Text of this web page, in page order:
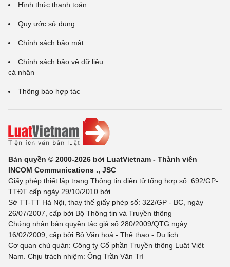
Hình thức thanh toán
Quy ước sử dụng
Chính sách bảo mật
Chính sách bảo vệ dữ liệu
cá nhân
Thông báo hợp tác
Bản quyền © 2000-2026 bởi LuatVietnam - Thành viên
INCOM Communications ., JSC
Giấy phép thiết lập trang Thông tin điện tử tổng hợp số: 692/GP-
TTĐT cấp ngày 29/10/2010 bởi
Sở TT-TT Hà Nội, thay thế giấy phép số: 322/GP - BC, ngày
26/07/2007, cấp bởi Bộ Thông tin và Truyền thông
Chứng nhận bản quyền tác giả số 280/2009/QTG ngày
16/02/2009, cấp bởi Bộ Văn hoá - Thể thao - Du lịch
Cơ quan chủ quản: Công ty Cổ phần Truyền thông Luật Việt
Nam. Chịu trách nhiệm: Ông Trần Văn Trí